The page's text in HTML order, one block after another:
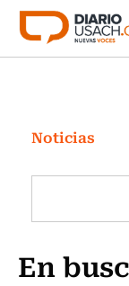
Click acá para ir
Investigación
Cultura
Programas
Noticias
En